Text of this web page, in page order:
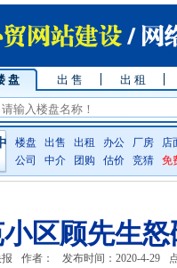
盘 出 售 出 租
楼盘 出售 出租 办公 厂房
店
公司
中介 团购 估价 竞猜 免
区顾先生
作者： 发布时间：2020-4-29